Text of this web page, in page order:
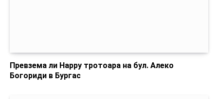
Превзема ли Happy тротоара на бул. Алеко
Богориди в Бургас